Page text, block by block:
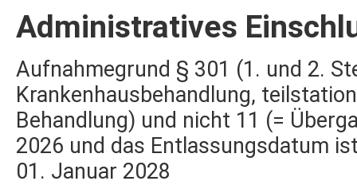
Administratives
Aufnahmegrund § 301 (1. und 2.
Krankenhausbehandlung,
Behandlung) und nicht 11 (=
2026 und das Entlassungsdatum
01. Januar 2028